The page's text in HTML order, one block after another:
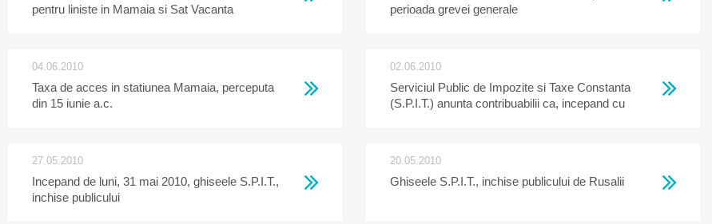
pentru liniste in Mamaia si Sat Vacanta
perioada grevei generale
04.06.2010
Taxa de acces in statiunea Mamaia, perceputa
din 15 iunie a.c.
02.06.2010
Serviciul Public de Impozite si Taxe Constanta
(S.P.I.T.) anunta contribuabilii ca, incepand cu
de Impozite si Taxe Constanta isi va relua
activitatea in conditii normale.
27.05.2010
Incepand de luni, 31 mai 2010, ghiseele S.P.I.T.,
inchise publicului
20.05.2010
Ghiseele S.P.I.T., inchise publicului de Rusalii